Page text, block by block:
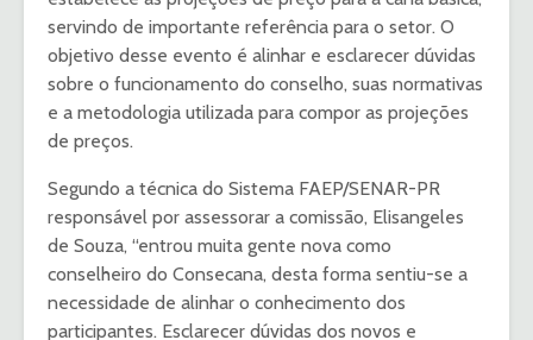
servindo de importante referência para o setor. O
objetivo desse evento é alinhar e esclarecer dúvidas
sobre o funcionamento do conselho, suas normativas
e a metodologia utilizada para compor as projeções
de preços.
Segundo a técnica do Sistema FAEP/SENAR-PR
responsável por assessorar a comissão, Elisangeles
de Souza, “entrou muita gente nova como
conselheiro do Consecana, desta forma sentiu-se a
necessidade de alinhar o conhecimento dos
participantes. Esclarecer dúvidas dos novos e